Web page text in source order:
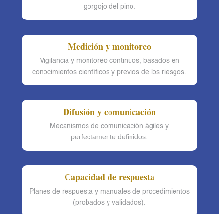
gorgojo del pino.
Medición y monitoreo
Vigilancia y monitoreo continuos, basados en
conocimientos científicos y previos de los riesgos.
Difusión y comunicación
Mecanismos de comunicación ágiles y
perfectamente definidos.
Capacidad de respuesta
Planes de respuesta y manuales de procedimientos
(probados y validados).